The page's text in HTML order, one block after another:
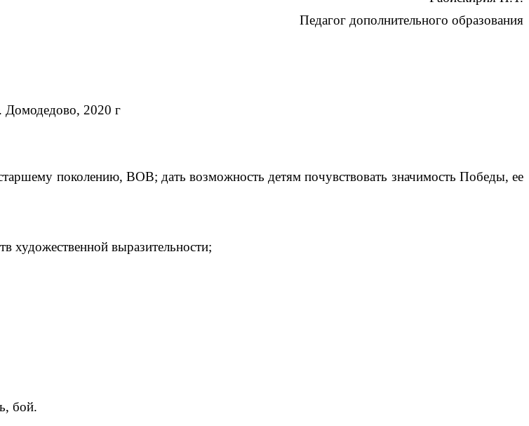
Педагог дополнительного образования
Домодедово, 2020 г
поколению, ВОВ; дать возможность детям почувствовать значимость Победы, ее
художественной выразительности;
бой.